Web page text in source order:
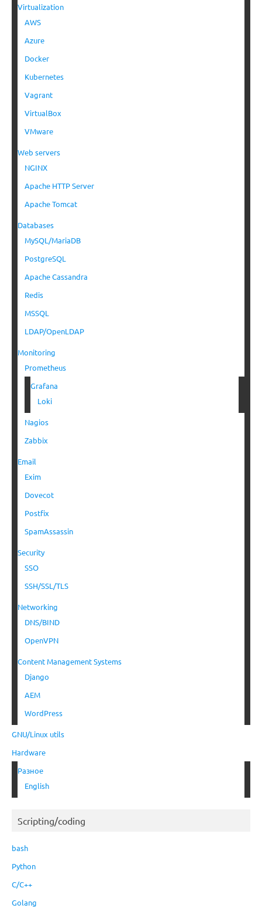
Virtualization
AWS
Azure
Docker
Kubernetes
Vagrant
VirtualBox
VMware
Web servers
NGINX
Apache HTTP Server
Apache Tomcat
Databases
MySQL/MariaDB
PostgreSQL
Apache Cassandra
Redis
MSSQL
LDAP/OpenLDAP
Monitoring
Prometheus
Grafana
Loki
Nagios
Zabbix
Email
Exim
Dovecot
Postfix
SpamAssassin
Security
SSO
SSH/SSL/TLS
Networking
DNS/BIND
OpenVPN
Content Management Systems
Django
AEM
WordPress
GNU/Linux utils
Hardware
Разное
English
Scripting/coding
bash
Python
C/C++
Golang